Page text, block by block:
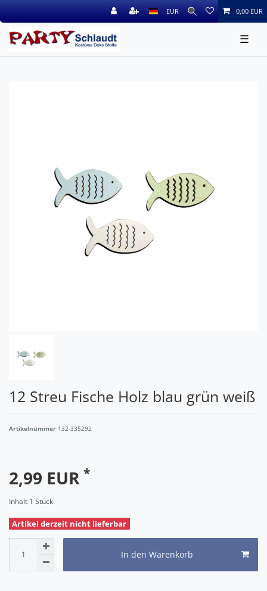
EUR 0,00 EUR
☰
12 Streu Fische Holz blau grün weiß
Artikelnummer 132-335292
2,99 EUR *
Inhalt 1 Stück
Artikel derzeit nicht lieferbar
In den Warenkorb